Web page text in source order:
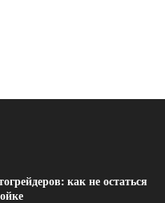
как не остаться